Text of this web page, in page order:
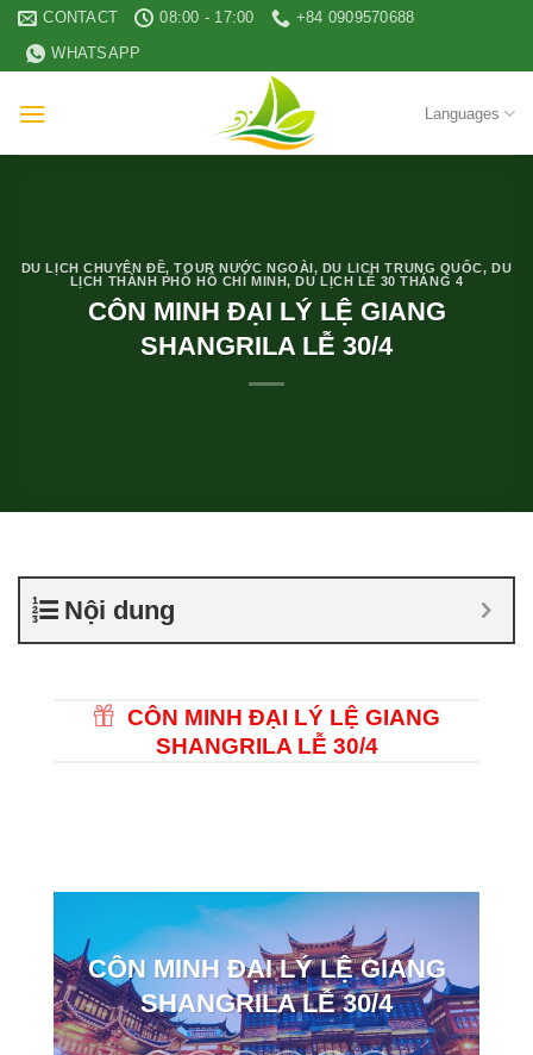
Skip
content
CONTACT 08:00 - 17:00
+84 0909570688
WHATSAPP
Languages
DU LỊCH CHUYÊN ĐỀ,TOUR NƯỚC NGOÀI, DU LICH TRUNG QUỐC,DU
LỊCH THÀNH PHỐ HỒ CHÍ MINH,DU LỊCH LỄ 30 THÁNG 4
CÔN MINH ĐẠI LÝ LỆ GIANG
SHANGRILA LỄ 30/4
Nội dung
CÔN MINH ĐẠI LÝ LỆ GIANG
SHANGRILA LỄ 30/4
CÔN MINH ĐẠI LÝ LỆ GIANG
SHANGRILA LỄ 30/4